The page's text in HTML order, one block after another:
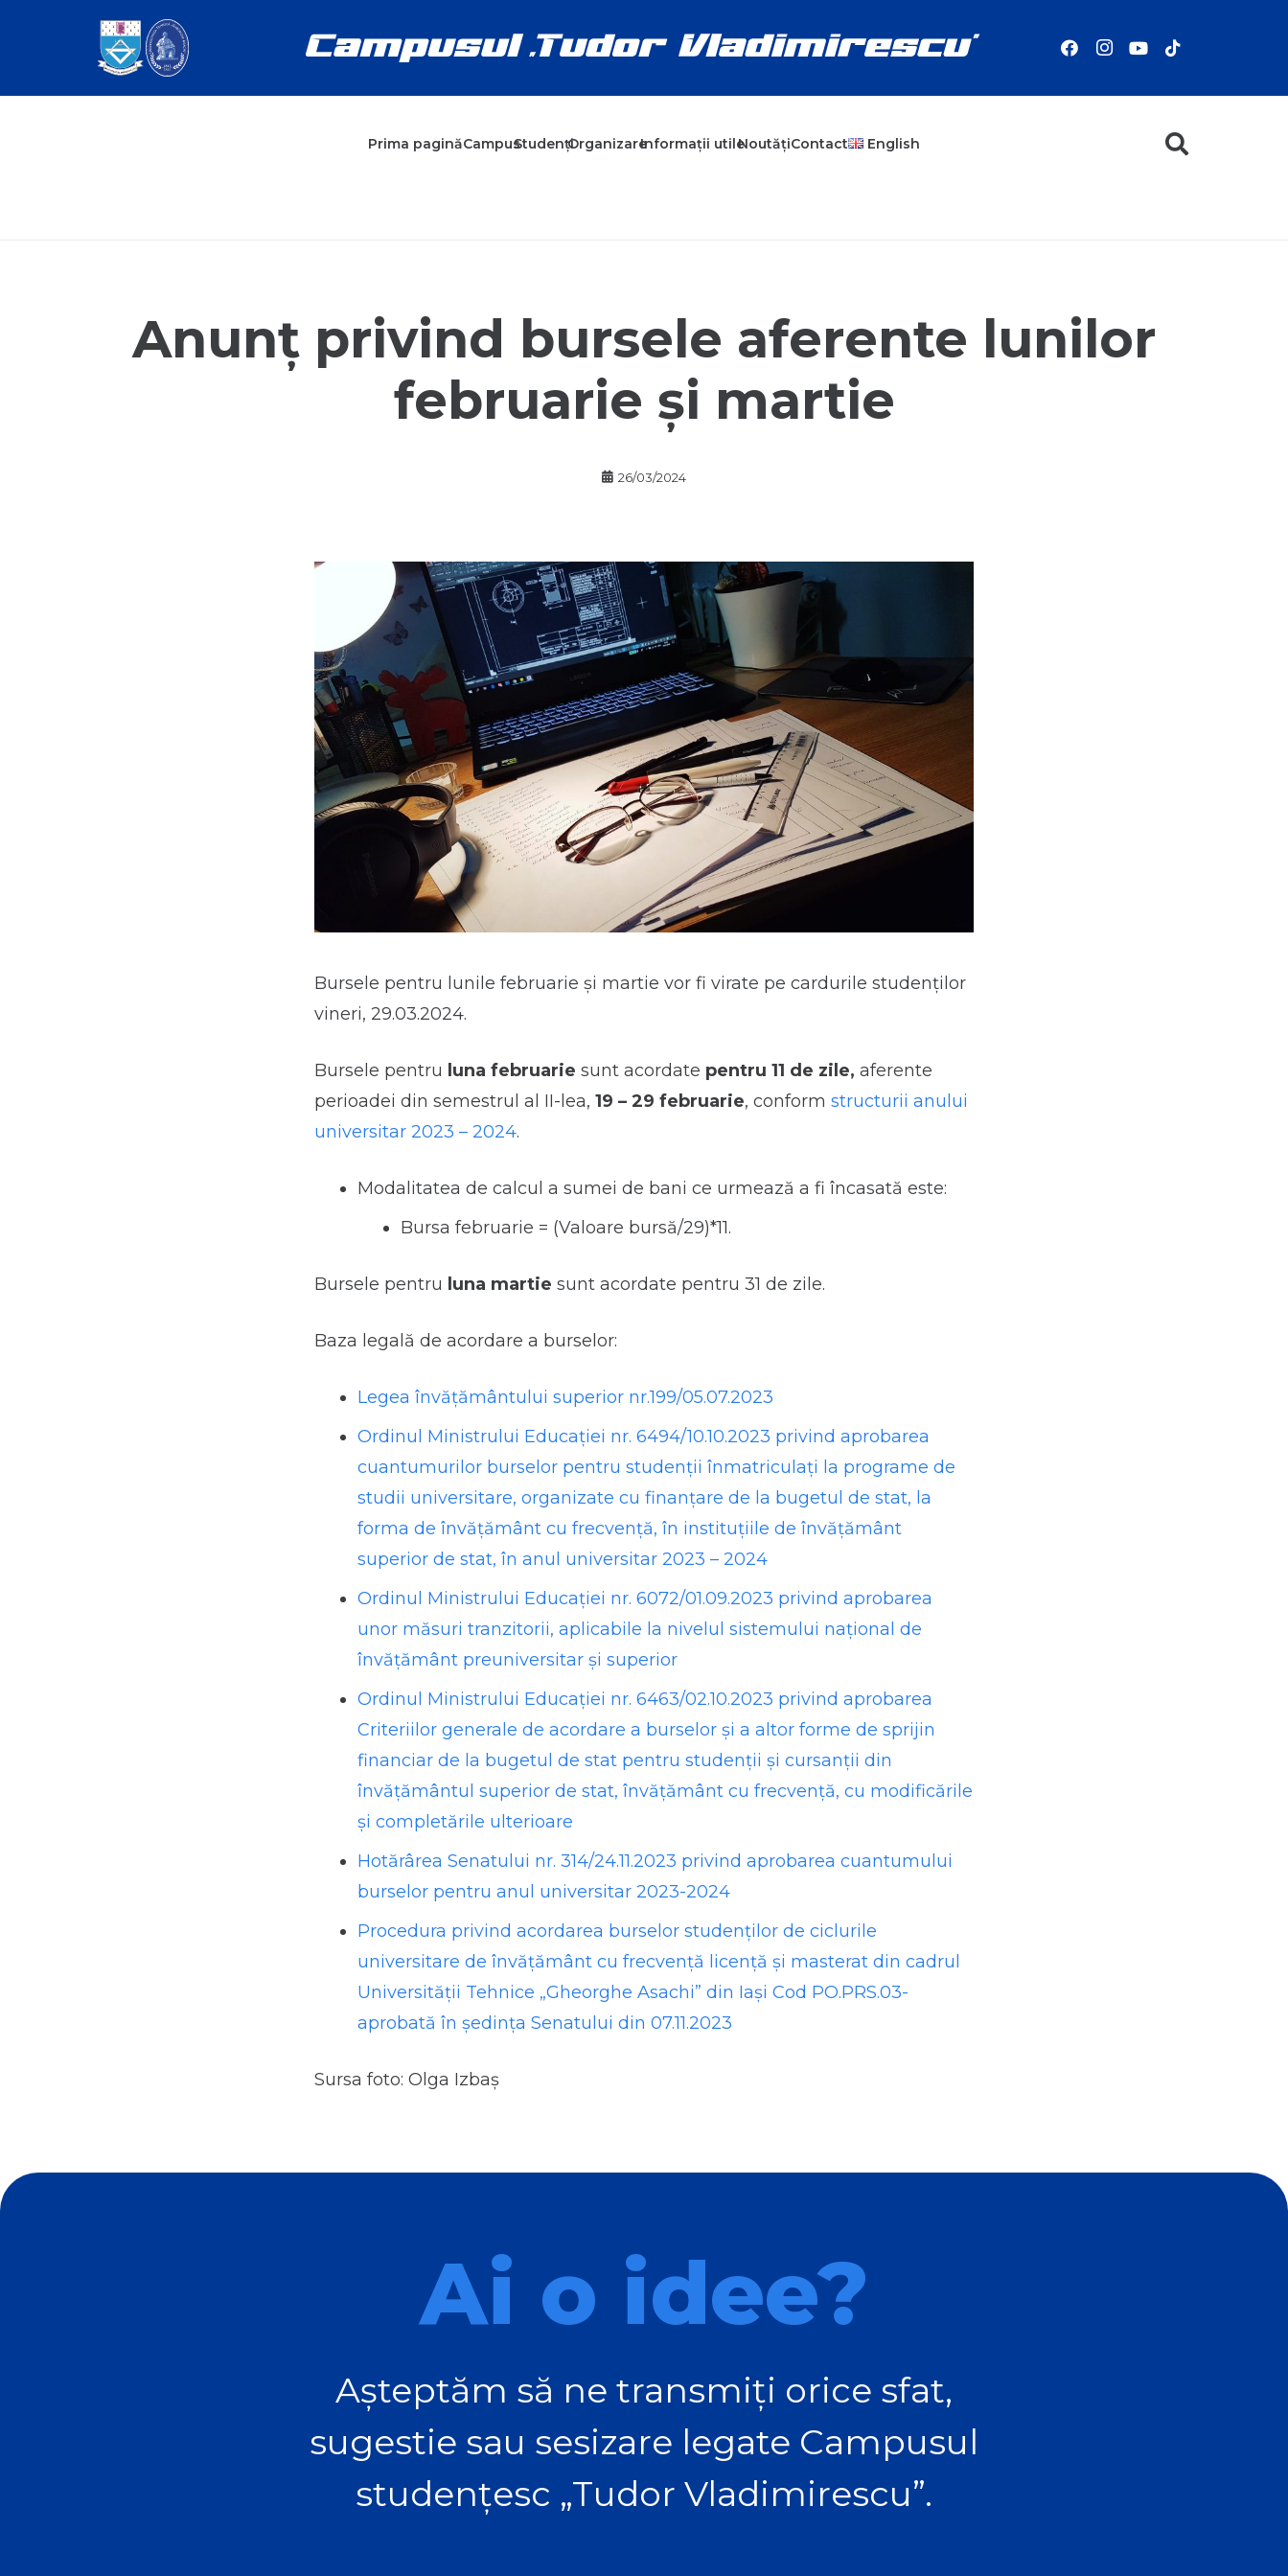
Prima paginăCampusStudențiOrganizareInformații utileNoutățiContact English
Anunț privind bursele aferente lunilor
februarie și martie
26/03/2024
Bursele pentru lunile februarie și martie vor fi virate pe cardurile studenților
vineri, 29.03.2024.
Bursele pentru luna februarie sunt acordate pentru 11 de zile, aferente
perioadei din semestrul al II-lea, 19 – 29 februarie, conform structurii anului
universitar 2023 – 2024.
Modalitatea de calcul a sumei de bani ce urmează a fi încasată este:
Bursa februarie = (Valoare bursă/29)*11.
Bursele pentru luna martie sunt acordate pentru 31 de zile.
Baza legală de acordare a burselor:
Legea învățământului superior nr.199/05.07.2023
Ordinul Ministrului Educației nr. 6494/10.10.2023 privind aprobarea
cuantumurilor burselor pentru studenţii înmatriculaţi la programe de
studii universitare, organizate cu finanţare de la bugetul de stat, la
forma de învăţământ cu frecvenţă, în instituţiile de învăţământ
superior de stat, în anul universitar 2023 – 2024
Ordinul Ministrului Educației nr. 6072/01.09.2023 privind aprobarea
unor măsuri tranzitorii, aplicabile la nivelul sistemului național de
învățământ preuniversitar și superior
Ordinul Ministrului Educației nr. 6463/02.10.2023 privind aprobarea
Criteriilor generale de acordare a burselor și a altor forme de sprijin
financiar de la bugetul de stat pentru studenţii şi cursanţii din
învăţământul superior de stat, învăţământ cu frecvenţă, cu modificările
și completările ulterioare
Hotărârea Senatului nr. 314/24.11.2023 privind aprobarea cuantumului
burselor pentru anul universitar 2023-2024
Procedura privind acordarea burselor studenților de ciclurile
universitare de învățământ cu frecvență licență și masterat din cadrul
Universității Tehnice „Gheorghe Asachi” din Iași Cod PO.PRS.03-
aprobată în ședința Senatului din 07.11.2023
Sursa foto: Olga Izbaș
Ai o idee?
Așteptăm să ne transmiți orice sfat,
sugestie sau sesizare legate Campusul
studențesc „Tudor Vladimirescu”.